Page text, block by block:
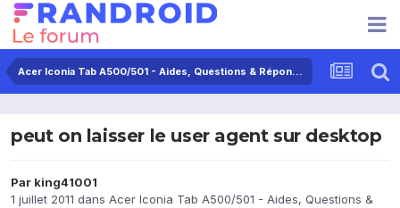
Acer Iconia Tab A500/501 - Aides, Questions & Réponses
peut on laisser le user agent sur desktop
Par king41001
1 juillet 2011 dans Acer Iconia Tab A500/501 - Aides, Questions &